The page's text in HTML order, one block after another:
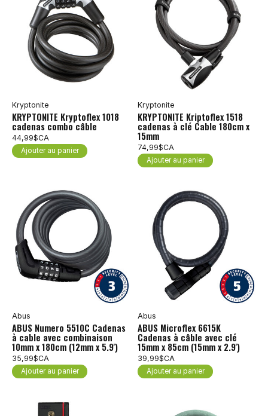
Kryptonite
KRYPTONITE Kryptoflex 1018
cadenas combo câble
44,99$CA
Ajouter au panier
Kryptonite
KRYPTONITE Kriptoflex 1518
cadenas à clé Cable 180cm x
15mm
74,99$CA
Ajouter au panier
Abus
ABUS Numero 5510C Cadenas
à cable avec combinaison
10mm x 180cm (12mm x 5.9')
35,99$CA
Ajouter au panier
Abus
ABUS Microflex 6615K
Cadenas à câble avec clé
15mm x 85cm (15mm x 2.9')
39,99$CA
Ajouter au panier